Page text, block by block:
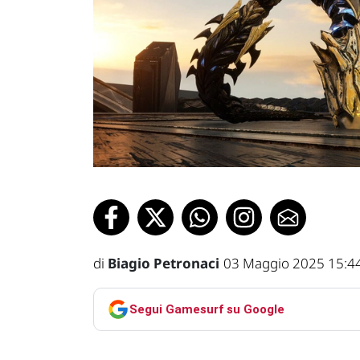
di Biagio Petronaci 03 Maggio 2025
Segui Gamesurf su Google